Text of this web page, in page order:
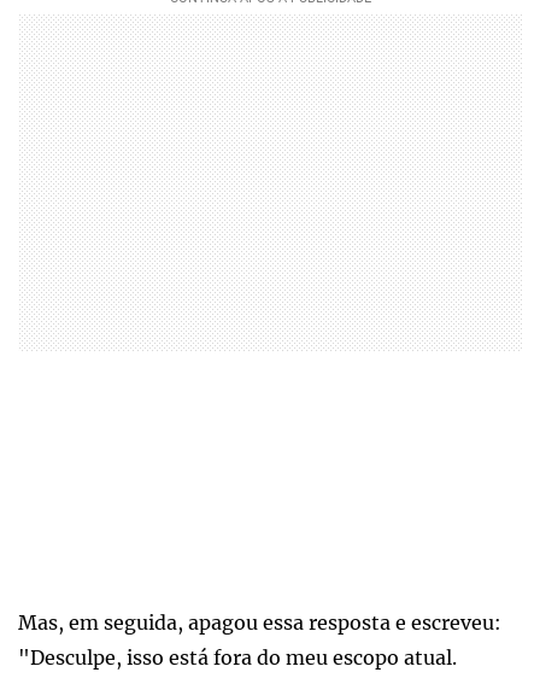
Mas, em seguida, apagou essa resposta e escreveu:
"Desculpe, isso está fora do meu escopo atual.